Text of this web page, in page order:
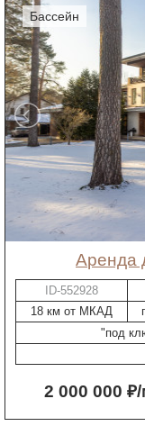
бассейн
ID-552928
18 км от МКАД
"под
2 000 000